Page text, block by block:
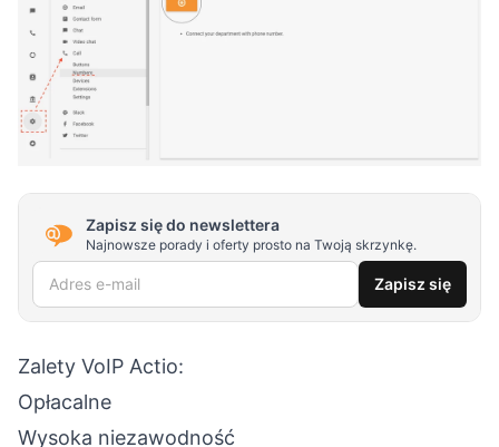
Zapisz się do newslettera
Najnowsze porady i oferty prosto na Twoją skrzynkę.
Adres e-mail Zapisz się
Zalety VoIP Actio:
Opłacalne
Wysoka niezawodność